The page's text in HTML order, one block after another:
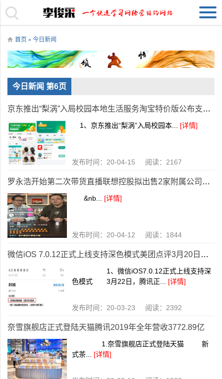
首页 » 今日新闻
今日新闻 第6页
京东推出“梨涡”入局校园本地生活服务淘宝特价版公布支持外贸工厂转内销10项措施
1、京东推出“梨涡”入局校园本... [详情]
发布时间：20-04-15 阅读：2167
罗永浩开始第二次带货直播联想控股拟出售2家附属公司给拉卡拉
&nb... [详情]
发布时间：20-04-12 阅读：1844
微信iOS 7.0.12正式上线支持深色模式美团点评3月20日发行64.98万股
1、微信iOS7.0.12正式上线支持深
色模式 3月22日，腾讯正... [详情]
发布时间：20-03-23 阅读：2392
奈雪旗舰店正式登陆天猫腾讯2019年全年营收3772.89亿
1.奈雪旗舰店正式登陆天猫 新
式茶... [详情]